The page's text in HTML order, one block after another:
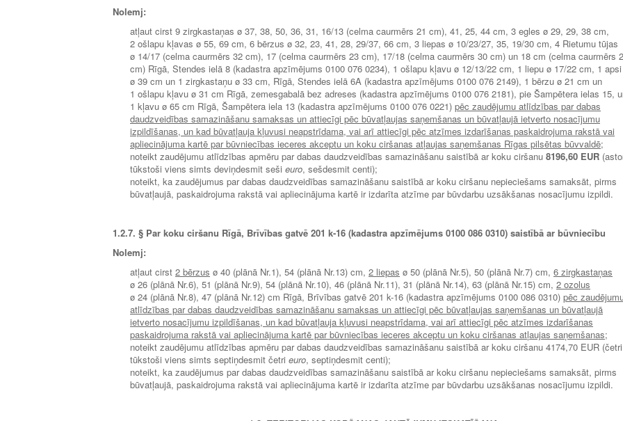
Nolemj:
atļaut cirst 9 zirgkastaņas ø 37, 38, 50, 36, 31, 16/13 (celma caurmērs 21 cm), 41, 25, 44 cm, 3 egles ø 29, 29, 38 cm,
2 ošlapu kļavas ø 55, 69 cm, 6 bērzus ø 32, 23, 41, 28, 29/37, 66 cm, 3 liepas ø 10/23/27, 35, 19/30 cm, 4 Rietumu tūjas
ø 14/17 (celma caurmērs 32 cm), 17 (celma caurmērs 23 cm), 17/18 (celma caurmērs 30 cm) un 18 cm (celma caurmērs
cm) Rīgā, Stendes ielā 8 (kadastra apzīmējums 0100 076 0234), 1 ošlapu kļavu ø 12/13/22 cm, 1 liepu ø 17/22 cm, 1 apsi
ø 39 cm un 1 zirgkastaņu ø 33 cm, Rīgā, Stendes ielā 6A (kadastra apzīmējums 0100 076 2149), 1 bērzu ø 21 cm un
1 ošlapu kļavu ø 31 cm Rīgā, zemesgabalā bez adreses (kadastra apzīmējums 0100 076 2181), pie Šampētera ielas 15,
1 kļavu ø 65 cm Rīgā, Šampētera iela 13 (kadastra apzīmējums 0100 076 0221) pēc zaudējumu atlīdzības par dabas
daudzveidības samazināšanu samaksas un attiecīgi pēc būvatļaujas saņemšanas un būvatļaujā ietverto nosacījumu
izpildīšanas, un kad būvatļauja kļuvusi neapstrīdama, vai arī attiecīgi pēc atzīmes izdarīšanas paskaidrojuma rakstā vai
apliecinājuma kartē par būvniecības ieceres akceptu un koku ciršanas atļaujas saņemšanas Rīgas pilsētas būvvaldē;
noteikt zaudējumu atlīdzības apmēru par dabas daudzveidības samazināšanu saistībā ar koku ciršanu 8196,60 EUR
tūkstoši viens simts deviņdesmit seši euro, sešdesmit centi);
noteikt, ka zaudējumus par dabas daudzveidības samazināšanu saistībā ar koku ciršanu nepieciešams samaksāt, pirms
būvatļaujā, paskaidrojuma rakstā vai apliecinājuma kartē ir izdarīta atzīme par būvdarbu uzsākšanas nosacījumu izpildi.
1.2.7. § Par koku ciršanu Rīgā, Brīvības gatvē 201 k-16 (kadastra apzīmējums 0100 086 0310) saistībā ar būvniecību
Nolemj:
atļaut cirst 2 bērzus ø 40 (plānā Nr.1), 54 (plānā Nr.13) cm, 2 liepas ø 50 (plānā Nr.5), 50 (plānā Nr.7) cm, 6 zirgkastaņas
ø 26 (plānā Nr.6), 51 (plānā Nr.9), 54 (plānā Nr.10), 46 (plānā Nr.11), 31 (plānā Nr.14), 63 (plānā Nr.15) cm, 2 ozolus
ø 24 (plānā Nr.8), 47 (plānā Nr.12) cm Rīgā, Brīvības gatvē 201 k-16 (kadastra apzīmējums 0100 086 0310) pēc
atlīdzības par dabas daudzveidības samazināšanu samaksas un attiecīgi pēc būvatļaujas saņemšanas un būvatļaujā
ietverto nosacījumu izpildīšanas, un kad būvatļauja kļuvusi neapstrīdama, vai arī attiecīgi pēc atzīmes izdarīšanas
paskaidrojuma rakstā vai apliecinājuma kartē par būvniecības ieceres akceptu un koku ciršanas atļaujas saņemšanas;
noteikt zaudējumu atlīdzības apmēru par dabas daudzveidības samazināšanu saistībā ar koku ciršanu 4174,70 EUR (četri
tūkstoši viens simts septiņdesmit četri euro, septiņdesmit centi);
noteikt, ka zaudējumus par dabas daudzveidības samazināšanu saistībā ar koku ciršanu nepieciešams samaksāt, pirms
būvatļaujā, paskaidrojuma rakstā vai apliecinājuma kartē ir izdarīta atzīme par būvdarbu uzsākšanas nosacījumu izpildi.